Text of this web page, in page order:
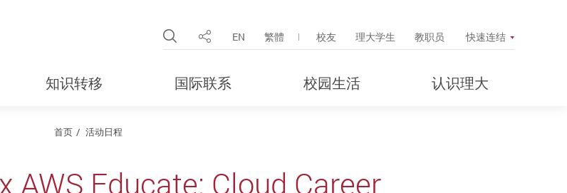
Open Site Search Popup
分享 EN 繁體 校友 理大学生 教职员 快速连结
知识转移 国际联系 校园生活 认识理大
首页 活动日程
AWS Educate: Cloud Career